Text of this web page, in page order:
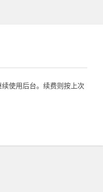
使用后台。续费则按上次